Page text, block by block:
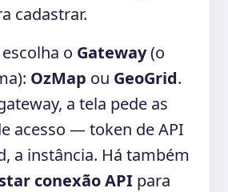
cadastrar.
o Gateway(o
OzMap ou GeoGrid.
a tela pede as
acesso — token de API
a instância. Há também
conexão API para